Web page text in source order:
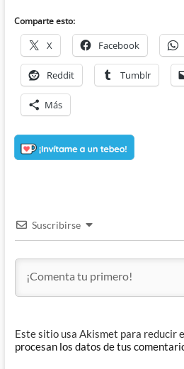
Comparte esto:
X Facebook
Reddit Tumblr
Más
Suscribirse
Este sitio usa Akismet para reducir
procesan los datos de tus